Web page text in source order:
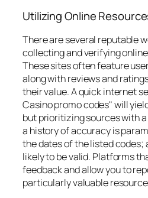
Utilizing Online
There are several reputable
collecting and verifying
These sites often feature
along with reviews and
their value. A quick internet
Casino promo codes" will
but prioritizing sources with
a history of accuracy is
the dates of the listed codes;
likely to be valid. Platforms
feedback and allow you to
particularly valuable